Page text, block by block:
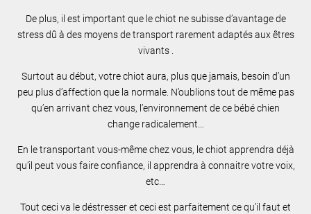
De plus, il est important que le chiot ne subisse d’avantage de
stress dû à des moyens de transport rarement adaptés aux êtres
vivants .
Surtout au début, votre chiot aura, plus que jamais, besoin d’un
peu plus d’affection que la normale. N’oublions tout de même pas
qu’en arrivant chez vous, l’environnement de ce bébé chien
change radicalement…
En le transportant vous-même chez vous, le chiot apprendra déjà
qu’il peut vous faire confiance, il apprendra à connaitre votre voix,
etc…
Tout ceci va le déstresser et ceci est parfaitement ce qu’il faut et